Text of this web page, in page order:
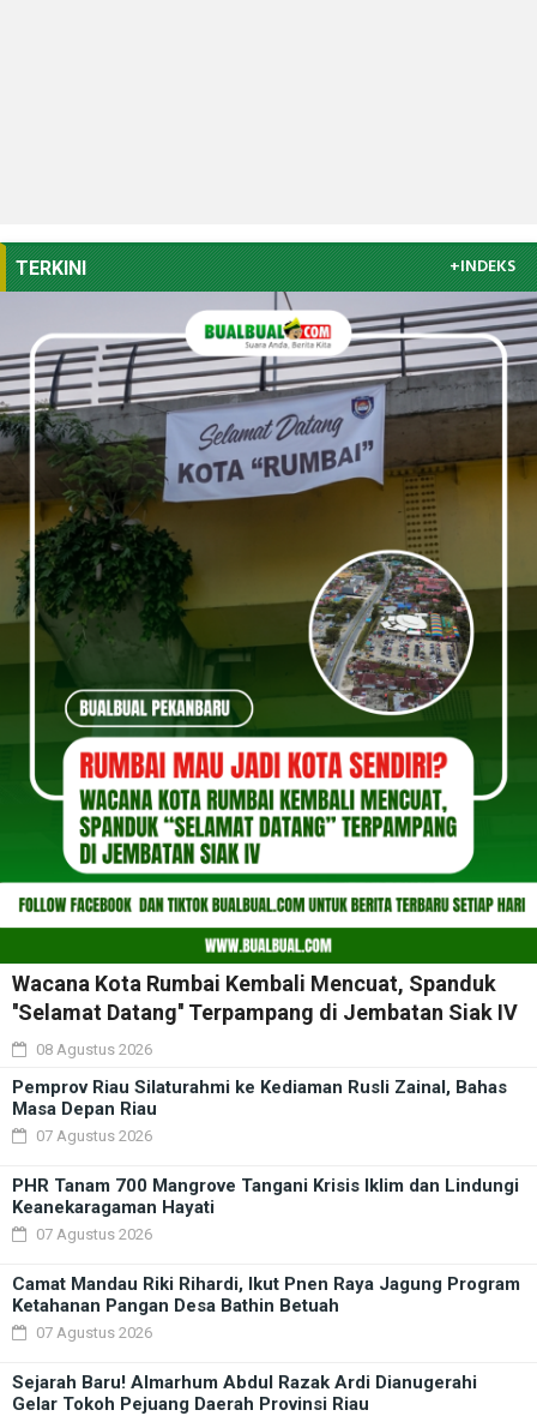
TERKINI +INDEKS
Wacana Kota Rumbai Kembali Mencuat, Spanduk
''Selamat Datang'' Terpampang di Jembatan Siak IV
08 Agustus 2026
Pemprov Riau Silaturahmi ke Kediaman Rusli Zainal, Bahas
Masa Depan Riau
07 Agustus 2026
PHR Tanam 700 Mangrove Tangani Krisis Iklim dan Lindungi
Keanekaragaman Hayati
07 Agustus 2026
Camat Mandau Riki Rihardi, Ikut Pnen Raya Jagung Program
Ketahanan Pangan Desa Bathin Betuah
07 Agustus 2026
Sejarah Baru! Almarhum Abdul Razak Ardi Dianugerahi
Gelar Tokoh Pejuang Daerah Provinsi Riau